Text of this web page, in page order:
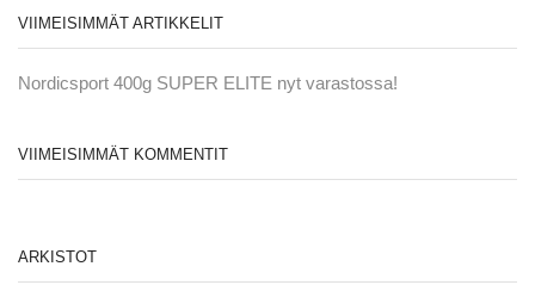
VIIMEISIMMÄT ARTIKKELIT
Nordicsport 400g SUPER ELITE nyt varastossa!
VIIMEISIMMÄT KOMMENTIT
ARKISTOT